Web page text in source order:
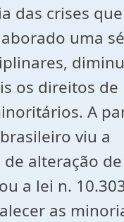
das crises que
uma
os direitos de
A
viu a
de alteração
a lei n.
as